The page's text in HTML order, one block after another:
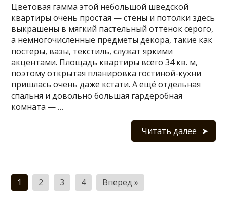
Цветовая гамма этой небольшой шведской
квартиры очень простая — стены и потолки здесь
выкрашены в мягкий пастельный оттенок серого,
а немногочисленные предметы декора, такие как
постеры, вазы, текстиль, служат яркими
акцентами. Площадь квартиры всего 34 кв. м,
поэтому открытая планировка гостиной-кухни
пришлась очень даже кстати. А ещё отдельная
спальня и довольно большая гардеробная
комната — …
Читать далее
Пагинация
записей
1 2 3 4 Вперед »